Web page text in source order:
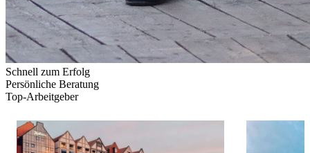
Schnell zum Erfolg
Persönliche Beratung
Top-Arbeitgeber